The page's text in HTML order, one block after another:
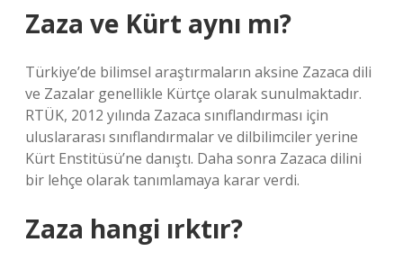
Zaza ve Kürt aynı mı?
Türkiye’de bilimsel araştırmaların aksine Zazaca dili
ve Zazalar genellikle Kürtçe olarak sunulmaktadır.
RTÜK, 2012 yılında Zazaca sınıflandırması için
uluslararası sınıflandırmalar ve dilbilimciler yerine
Kürt Enstitüsü’ne danıştı. Daha sonra Zazaca dilini
bir lehçe olarak tanımlamaya karar verdi.
Zaza hangi ırktır?